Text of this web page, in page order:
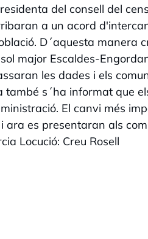
del consell del
a un acord
D´aquesta manera
major Escaldes-
les dades i els
també s´ha informat que
El canvi més
ara es presentaran als
Locució: Creu Rosell